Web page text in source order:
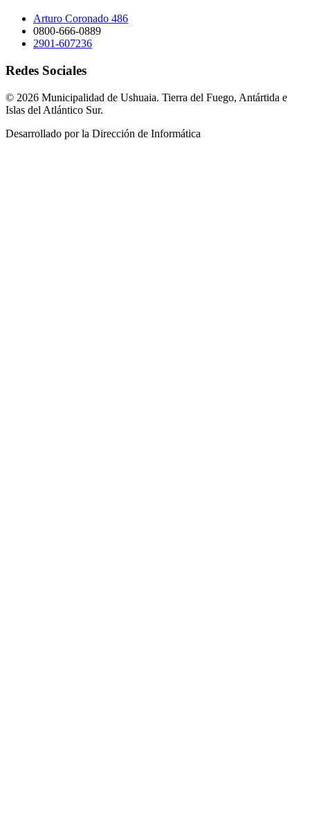
Arturo Coronado 486
0800-666-0889
2901-607236
Redes Sociales
© 2026 Municipalidad de Ushuaia. Tierra del Fuego, Antártida e
Islas del Atlántico Sur.
Desarrollado por la Dirección de Informática